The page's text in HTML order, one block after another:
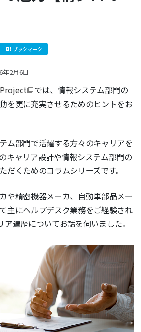
ブックマーク
年2月6日
では、情報システム部門の
を更に充実させるためのヒントをお
ム部門で活躍する方々のキャリアを
キャリア設計や情報システム部門の
だくためのコラムシリーズです。
や精密機器メーカ、自動車部品メー
主にヘルプデスク業務をご経験され
ア遍歴についてお話を伺いました。